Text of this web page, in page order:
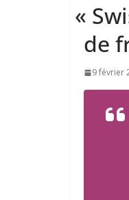
«
de
9 février